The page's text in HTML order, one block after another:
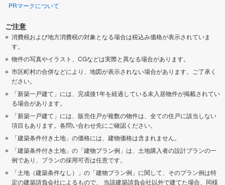
PRマークについて
ご注意
消費税および地方消費税の対象となる場合は税込み価格が表示されていま
す。
物件の写真やイラスト、CGなどは実際と異なる場合があります。
市区町村の合併などにより、地図が表示されない場合があります。ご了承く
ださい。
「新築一戸建て」には、完成後1年を経過している未入居物件が掲載されてい
る場合があります。
「新築一戸建て」には、販売住戸が複数の物件は、全ての住戸に該当しない
項目もあります。各問い合わせ先にご確認ください。
「建築条件付き土地」の価格には、建物価格は含まれません。
「建築条件付き土地」の「建物プラン例」は、土地購入者の設計プランの一
例であり、プランの採用可否は任意です。
「土地（建築条件なし）」の「建物プラン例」に関して、そのプラン例は特
定の建築請負会社によるもので、 当該建築請負会社以外で建てた場合、同様